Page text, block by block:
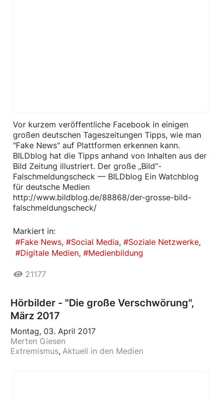
​Vor kurzem veröffentliche Facebook in einigen
großen deutschen Tageszeitungen Tipps, wie man
"Fake News" auf Plattformen erkennen kann.
BILDblog hat die Tipps anhand von Inhalten aus der
Bild Zeitung illustriert. Der große „Bild“-
Falschmeldungscheck — BILDblog Ein Watchblog
für deutsche Medien
http://www.bildblog.de/88868/der-grosse-bild-
falschmeldungscheck/
Markiert in:
Fake News
Social Media
Soziale Netzwerke
Digitale Medien
Medienbildung
21177
Hörbilder - "Die große Verschwörung",
März 2017
Montag, 03. April 2017
Merten Giesen
Extremismus Aktuell in den Medien